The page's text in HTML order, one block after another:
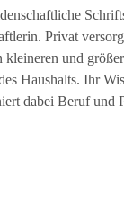
Privat
kleineren und
Haushalts. Ihr
dabei Beruf und